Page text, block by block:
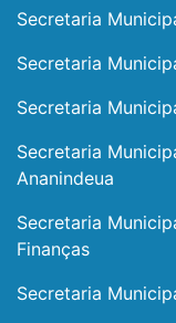
Secretaria
Secretaria
Secretaria
Secretaria
Ananindeua
Secretaria
Finanças
Secretaria